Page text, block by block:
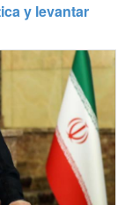
y levantar